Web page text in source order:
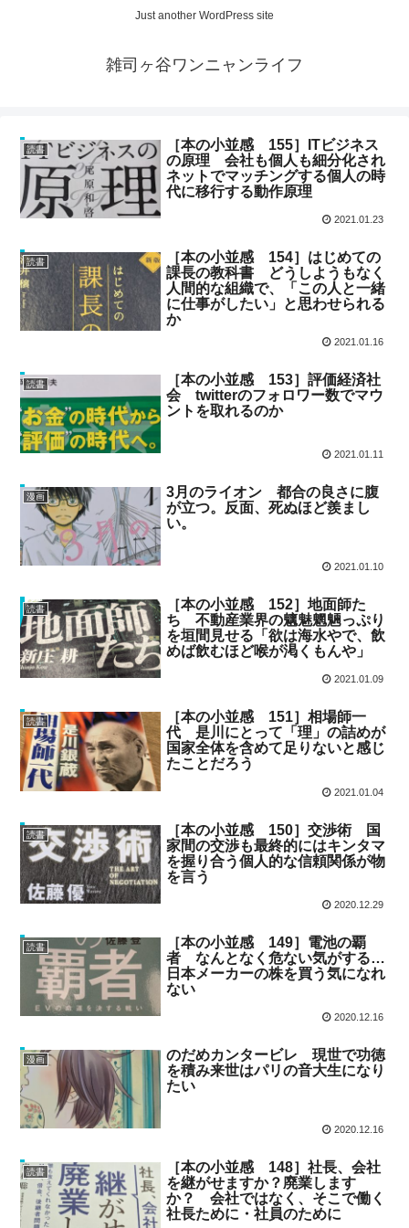
Just another WordPress site
雑司ヶ谷ワンニャンライフ
読書
［本の小並感 155］ITビジネス
の原理 会社も個人も細分化され
ネットでマッチングする個人の時
代に移行する動作原理
2021.01.23
読書
［本の小並感 154］はじめての
課長の教科書 どうしようもなく
人間的な組織で、「この人と一緒
に仕事がしたい」と思わせられる
か
2021.01.16
読書
［本の小並感 153］評価経済社
会 twitterのフォロワー数でマウ
ントを取れるのか
2021.01.11
漫画
3月のライオン 都合の良さに腹
が立つ。反面、死ぬほど羨まし
い。
2021.01.10
読書
［本の小並感 152］地面師た
ち 不動産業界の魑魅魍魎っぷり
を垣間見せる「欲は海水やで、飲
めば飲むほど喉が渇くもんや」
2021.01.09
読書
［本の小並感 151］相場師一
代 是川にとって「理」の詰めが
国家全体を含めて足りないと感じ
たことだろう
2021.01.04
読書
［本の小並感 150］交渉術 国
家間の交渉も最終的にはキンタマ
を握り合う個人的な信頼関係が物
を言う
2020.12.29
読書
［本の小並感 149］電池の覇
者 なんとなく危ない気がする…
日本メーカーの株を買う気になれ
ない
2020.12.16
漫画
のだめカンタービレ 現世で功徳
を積み来世はパリの音大生になり
たい
2020.12.16
読書
［本の小並感 148］社長、会社
を継がせますか？廃業します
か？ 会社ではなく、そこで働く
社長ために・社員のために